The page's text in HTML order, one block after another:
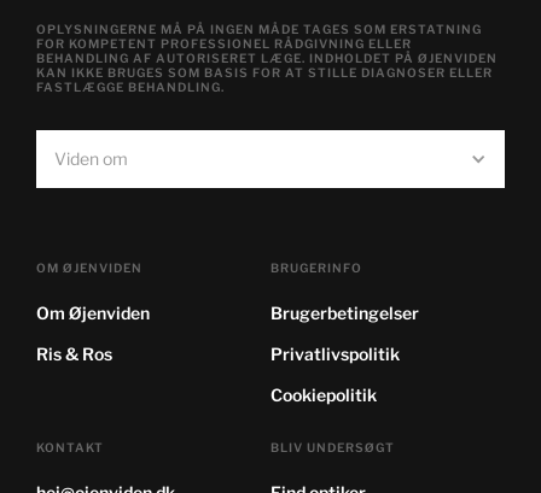
Viden om
OPLYSNINGERNE MÅ PÅ INGEN MÅDE TAGES SOM ERSTATNING
FOR KOMPETENT PROFESSIONEL RÅDGIVNING ELLER
BEHANDLING AF AUTORISERET LÆGE. INDHOLDET PÅ ØJENVIDEN
KAN IKKE BRUGES SOM BASIS FOR AT STILLE DIAGNOSER ELLER
FASTLÆGGE BEHANDLING.
OM ØJENVIDEN
Om Øjenviden
Ris & Ros
BRUGERINFO
Brugerbetingelser
Privatlivspolitik
Cookiepolitik
KONTAKT BLIV UNDERSØGT